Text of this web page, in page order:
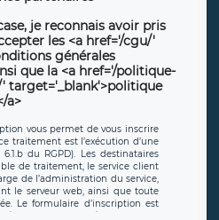
je reconnais avoir pris
les <a href='/cgu/'
générales
que la <a href='/politique-
target='_blank'>politique
a>
vous permet de vous inscrire
traitement est l’exécution d’une
du RGPD). Les destinataires
de traitement, le service client
de l’administration du service,
le serveur web, ainsi que toute
Le formulaire d’inscription est